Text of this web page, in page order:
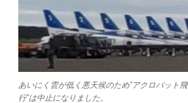
あいにく雲が低く悪天候のため”アクロバット飛
行”は中止になりました。